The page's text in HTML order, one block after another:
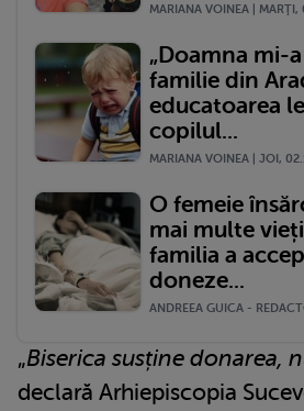
MARIANA VOINEA |
„Doamna mi-
familie din
educatoarea
copilul...
MARIANA VOINEA | JOI,
O femeie
mai multe
familia a
doneze...
ANDREEA GUICA -
„Biserica susține donarea,
declară Arhiepiscopia